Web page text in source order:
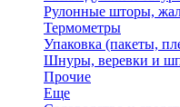
Рулонные шторы,
Термометры
Упаковка (пакеты,
Шнуры, веревки и
Прочие
Еще